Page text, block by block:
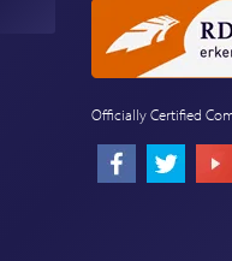
Officially Certified